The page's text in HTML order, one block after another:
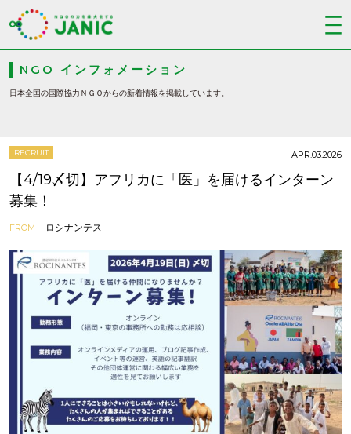
NGO インフォメーション
日本全国の国際協力ＮＧＯからの新着情報を掲載しています。
RECRUIT
【4/19〆切】アフリカに「医」を届けるインターン
募集！
FROM ロシナンテス
APR.03.2026